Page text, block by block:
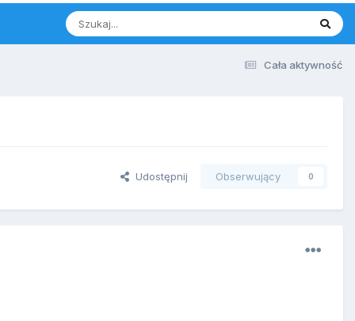
Cała aktywność
Udostępnij Obserwujący 0